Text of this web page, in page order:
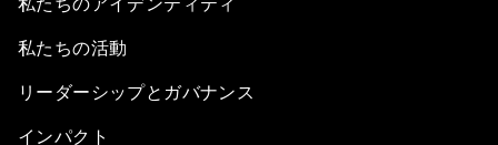
私たちのアイデンティティ
私たちの活動
リーダーシップとガバナンス
インパクト